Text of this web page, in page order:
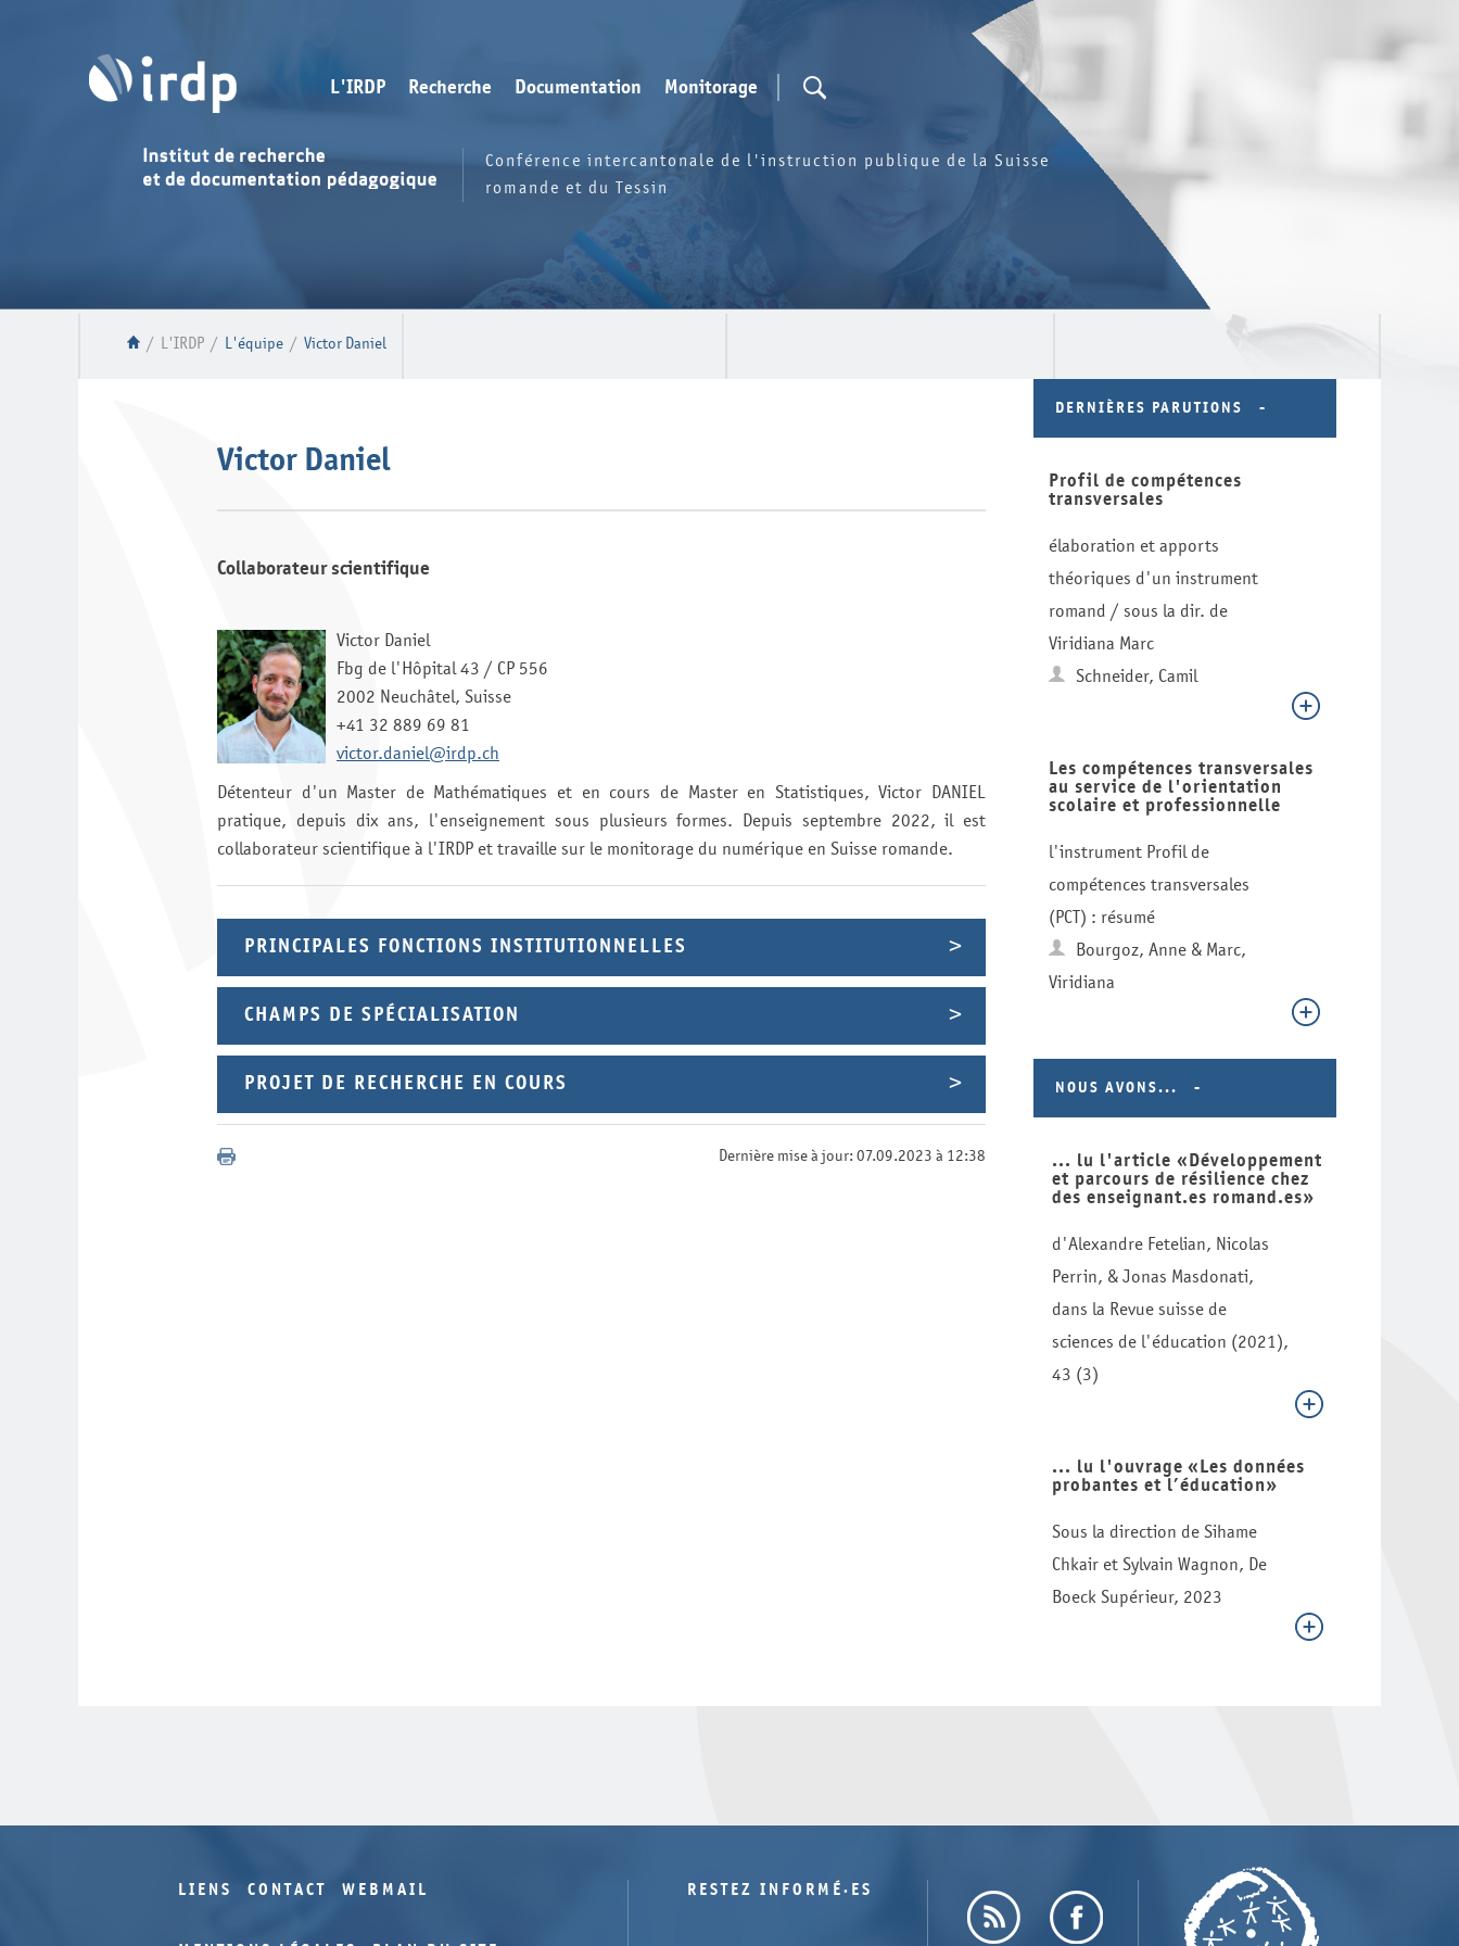
L'IRDP Recherche Documentation Monitorage
Conférence intercantonale de l'instruction publique de la Suisse
romande et du Tessin
/ L'IRDP / L'équipe / Victor Daniel
Victor Daniel
Collaborateur scientifique
Victor Daniel
Fbg de l'Hôpital 43 / CP 556
2002 Neuchâtel, Suisse
+41 32 889 69 81
victor.daniel@irdp.ch
Détenteur d'un Master de Mathématiques et en cours de Master en Statistiques, Victor DANIEL
pratique, depuis dix ans, l'enseignement sous plusieurs formes. Depuis septembre 2022, il est
collaborateur scientifique à l'IRDP et travaille sur le monitorage du numérique en Suisse romande.
PRINCIPALES FONCTIONS INSTITUTIONNELLES
CHAMPS DE SPÉCIALISATION
PROJET DE RECHERCHE EN COURS
Dernière mise à jour: 07.09.2023 à 12:38
DERNIÈRES PARUTIONS
Profil de compétences
transversales
élaboration et apports
théoriques d'un instrument
romand / sous la dir. de
Viridiana Marc
Schneider, Camil
Les compétences transversales
au service de l'orientation
scolaire et professionnelle
l'instrument Profil de
compétences transversales
(PCT) : résumé
Bourgoz, Anne & Marc,
Viridiana
NOUS AVONS...
... lu l'article «Développement
et parcours de résilience chez
des enseignant.es romand.es»
d'Alexandre Fetelian, Nicolas
Perrin, & Jonas Masdonati,
dans la Revue suisse de
sciences de l'éducation (2021),
43 (3)
... lu l'ouvrage «Les données
probantes et l’éducation»
Sous la direction de Sihame
Chkair et Sylvain Wagnon, De
Boeck Supérieur, 2023
LIENS CONTACT WEBMAIL RESTEZ INFORMÉ·ES